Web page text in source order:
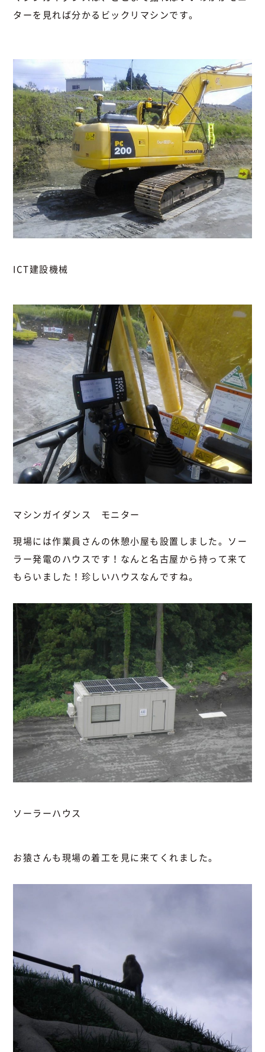
ターを見れば分かるビックリマシンです。
ICT建設機械
マシンガイダンス モニター
現場には作業員さんの休憩小屋も設置しました。ソー
ラー発電のハウスです！なんと名古屋から持って来て
もらいました！珍しいハウスなんですね。
ソーラーハウス
お猿さんも現場の着工を見に来てくれました。